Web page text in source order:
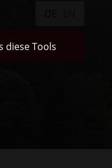
diese Tools